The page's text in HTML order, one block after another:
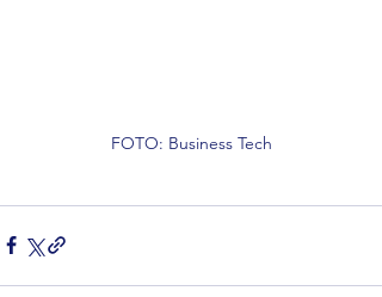
FOTO: Business Tech